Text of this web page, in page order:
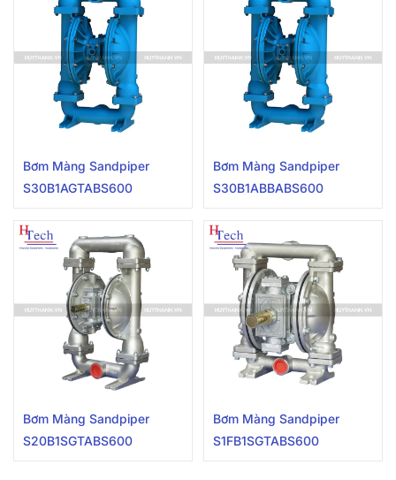
Bơm Màng Sandpiper
S30B1AGTABS600
Bơm Màng Sandpiper
S30B1ABBABS600
Bơm Màng Sandpiper
S20B1SGTABS600
Bơm Màng Sandpiper
S1FB1SGTABS600